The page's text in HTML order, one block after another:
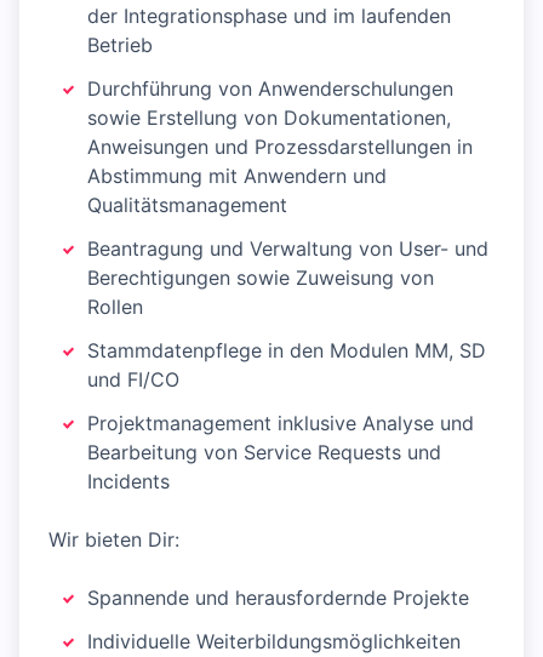
der Integrationsphase und im laufenden
Betrieb
Durchführung von Anwenderschulungen
sowie Erstellung von Dokumentationen,
Anweisungen und Prozessdarstellungen in
Abstimmung mit Anwendern und
Qualitätsmanagement
Beantragung und Verwaltung von User- und
Berechtigungen sowie Zuweisung von
Rollen
Stammdatenpflege in den Modulen MM, SD
und FI/CO
Projektmanagement inklusive Analyse und
Bearbeitung von Service Requests und
Incidents
Wir bieten Dir:
Spannende und herausfordernde Projekte
Individuelle Weiterbildungsmöglichkeiten